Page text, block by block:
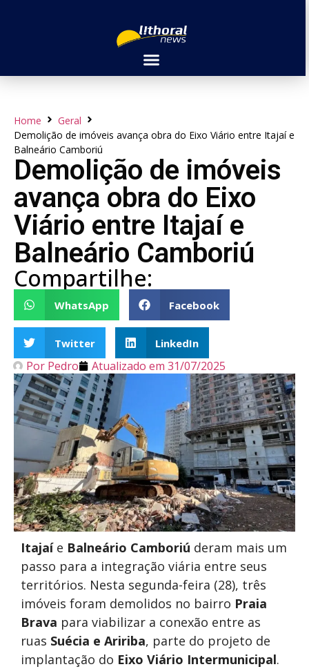
Home
Geral
Demolição de imóveis avança obra do Eixo Viário entre Itajaí e
Balneário Camboriú
Demolição de imóveis
avança obra do Eixo
Viário entre Itajaí e
Balneário Camboriú
Compartilhe:
WhatsApp Facebook
Twitter LinkedIn
Por Pedro Atualizado em 31/07/2025
Itajaíe Balneário Camboriú deram mais um
passo para a integração viária entre seus
territórios. Nesta segunda-feira (28), três
imóveis foram demolidos no bairro Praia
Brava para viabilizar a conexão entre as
ruas Suécia e Aririba, parte do projeto de
implantação do Eixo Viário Intermunicipal.